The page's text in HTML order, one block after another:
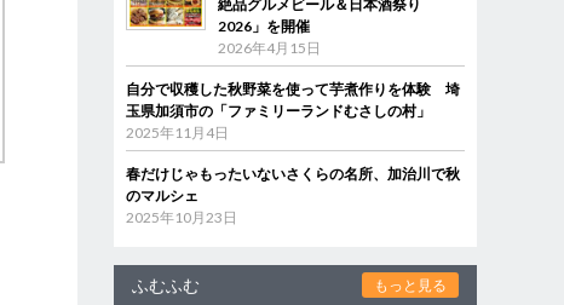
絶品グルメビール＆日本酒祭り
2026」を開催
2026年4月15日
自分で収穫した秋野菜を使って芋煮作りを体験 埼
玉県加須市の「ファミリーランドむさしの村」
2025年11月4日
春だけじゃもったいないさくらの名所、加治川で秋
のマルシェ
2025年10月23日
ふむふむ もっと見る